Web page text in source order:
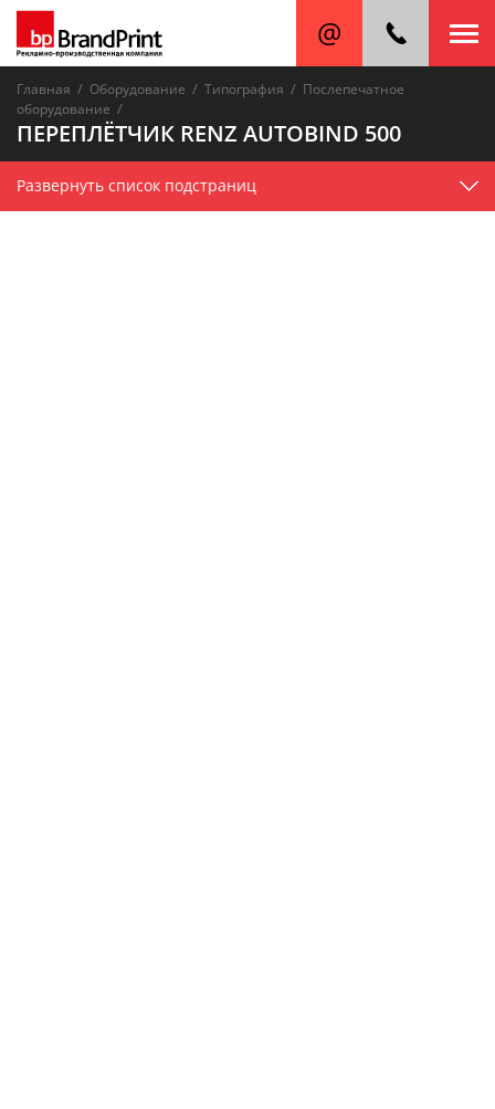
Главная / Оборудование / Типография / Послепечатное
оборудование /
ПЕРЕПЛЁТЧИК RENZ AUTOBIND 500
Развернуть список подстраниц